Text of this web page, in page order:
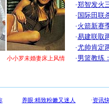
小小罗未婚妻床上风情
·郑智发火
·国际田联
·火箭新赛
·易建联取
·尤帅肯定
·男篮教练